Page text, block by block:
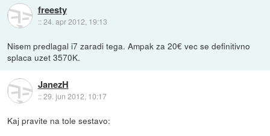
freesty
::24. apr 2012, 19:13
Nisem predlagal i7 zaradi tega. Ampak za 20€ vec se definitivno
splaca uzet 3570K.
JanezH
::29. jun 2012, 10:17
Kaj pravite na tole sestavo: